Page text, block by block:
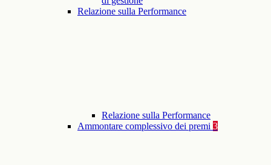
Relazione sulla Performance
Relazione sulla Performance
Ammontare complessivo dei premi 3